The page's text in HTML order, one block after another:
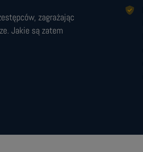
zagrażając
Jakie są zatem